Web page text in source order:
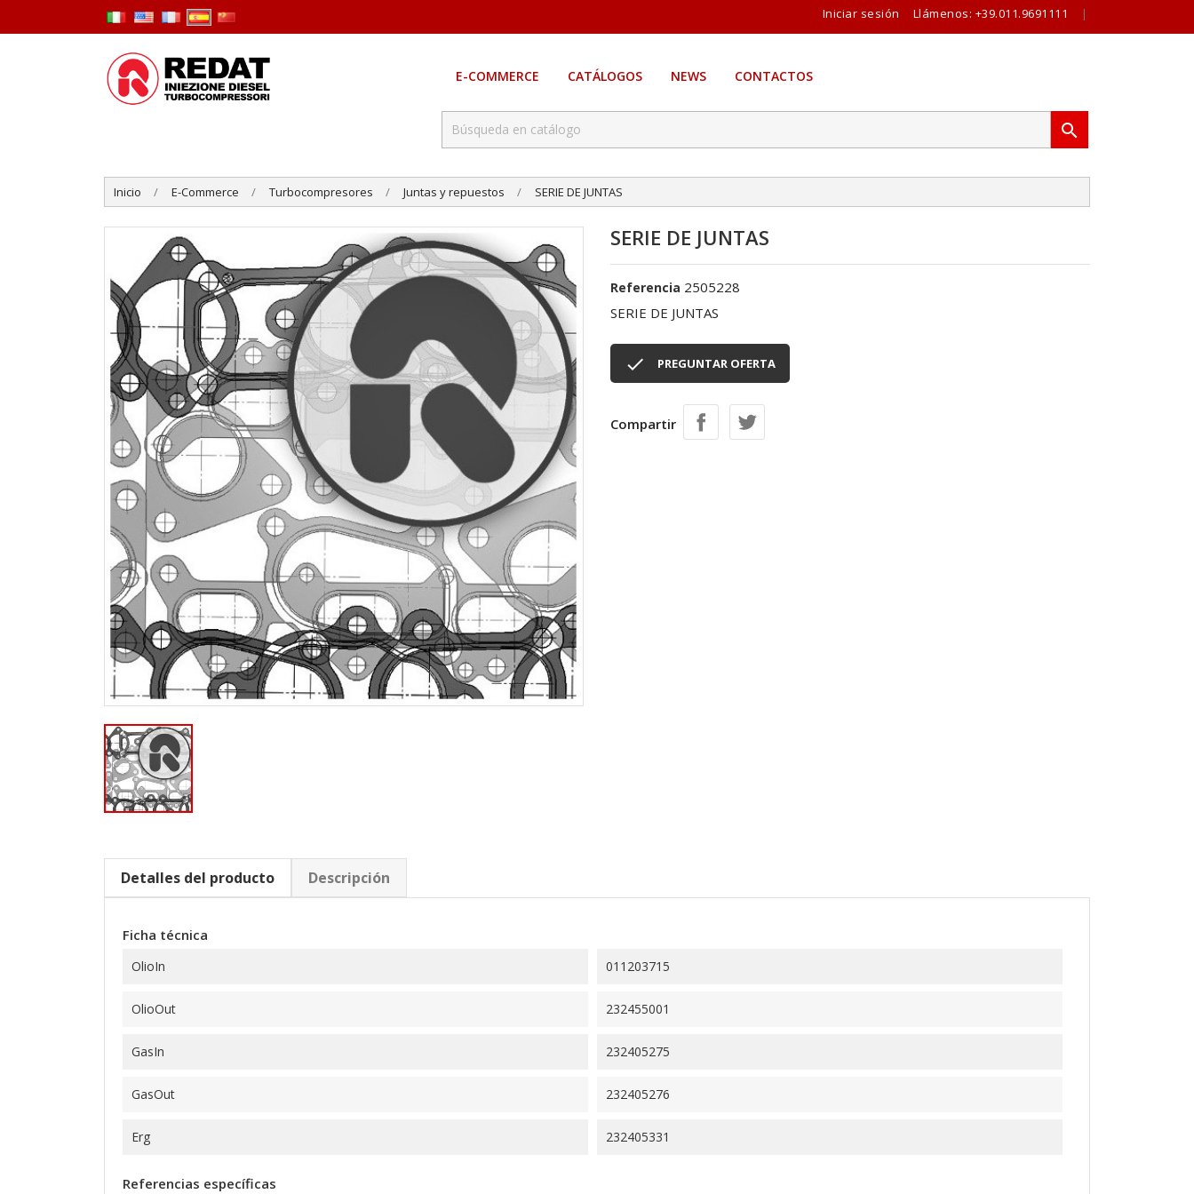
Iniciar sesión Llámenos: +39.011.9691111 |
E-COMMERCE CATÁLOGOS NEWS CONTACTOS

Inicio E-Commerce Turbocompresores Juntas y repuestos SERIE DE JUNTAS
SERIE DE JUNTAS
Referencia 2505228
SERIE DE JUNTAS
 PREGUNTAR OFERTA
Compartir
Detalles del producto Descripción
Ficha técnica
OlioIn 011203715
OlioOut 232455001
GasIn 232405275
GasOut 232405276
Erg 232405331
Referencias específicas